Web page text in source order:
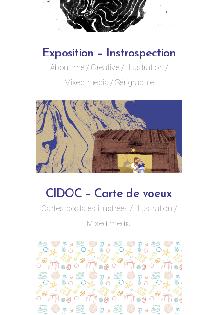
Exposition – Instrospection
About me Creative
Illustration
Mixed media
Sérigraphie
CIDOC – Carte de voeux
Cartes postales illustrées
Illustration
Mixed media